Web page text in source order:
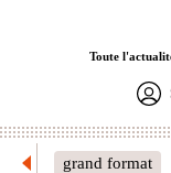
Toute
grand format